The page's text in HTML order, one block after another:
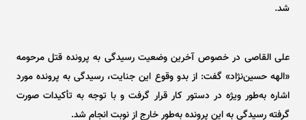
شد.
علی القاصی در خصوص آخرین وضعیت رسیدگی به پرونده قتل مرحومه
«الهه حسین‌نژاد» گفت: از بدو وقوع این جنایت، رسیدگی به پرونده مورد
اشاره به‌طور ویژه در دستور کار قرار گرفت و با توجه به تأکیدات صورت
گرفته رسیدگی به این پرونده به‌طور خارج از نوبت انجام شد.